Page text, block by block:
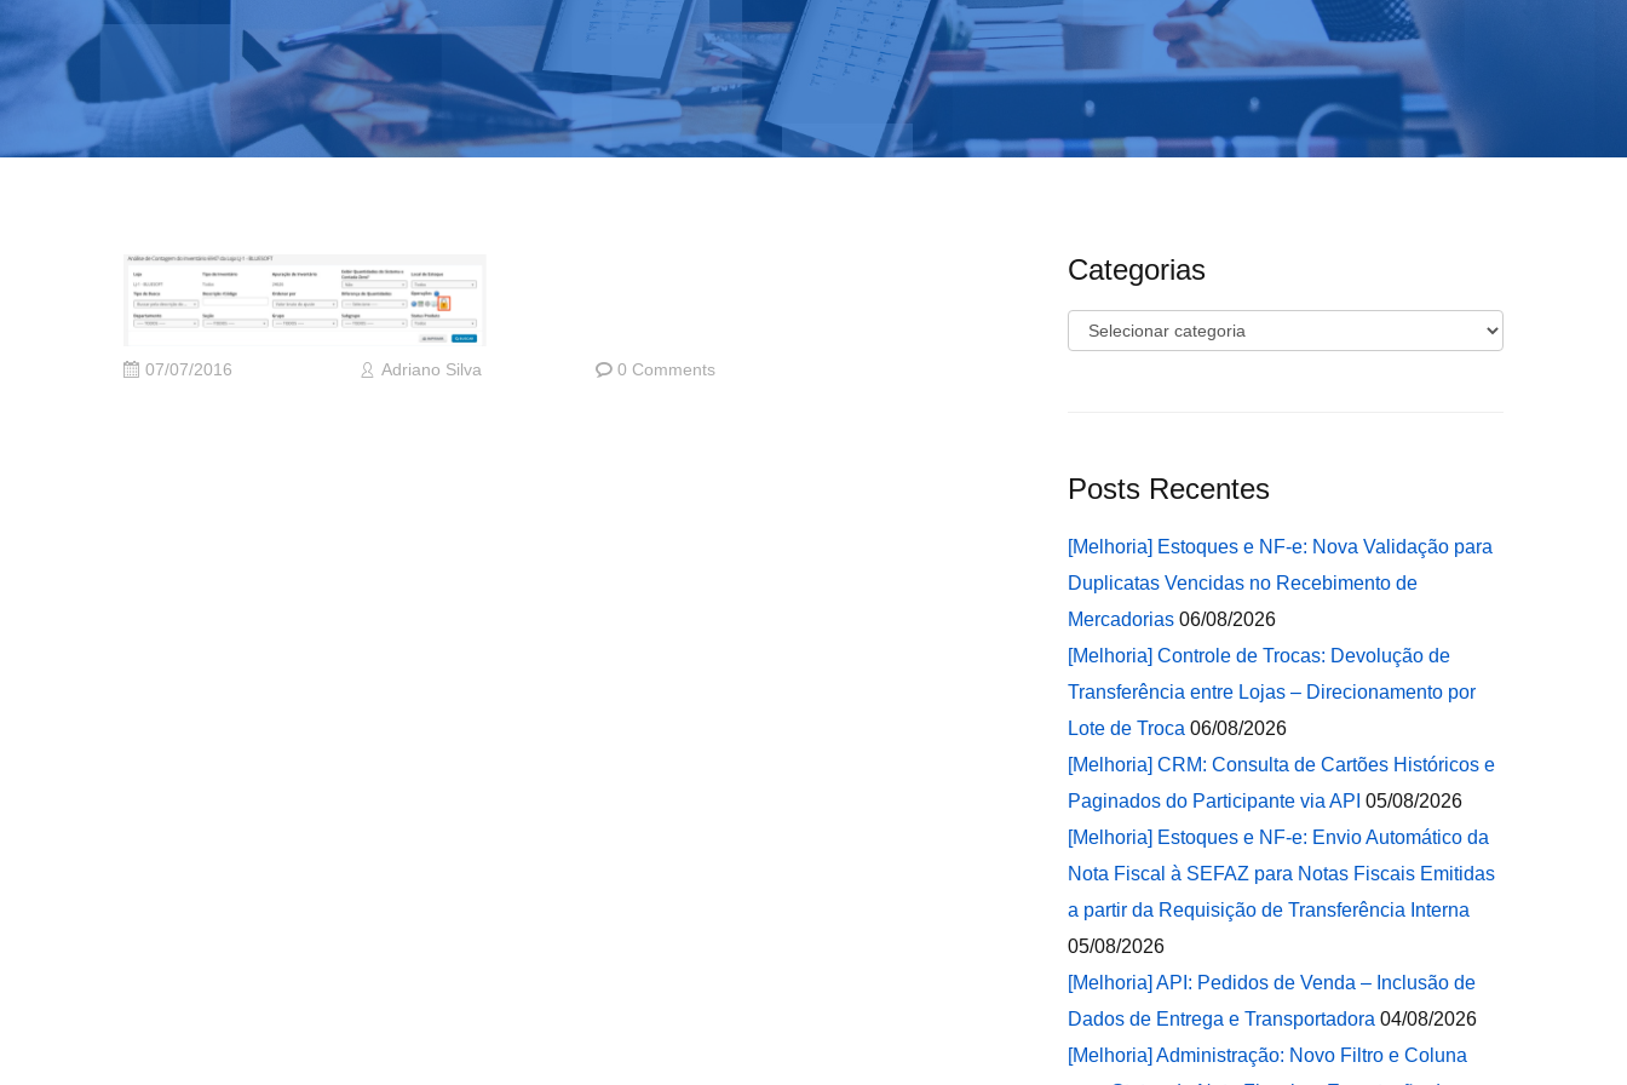
07/07/2016 Adriano Silva 0 Comments
Categorias
Categorias
Posts Recentes
[Melhoria] Estoques e NF-e: Nova Validação para
Duplicatas Vencidas no Recebimento de
Mercadorias 06/08/2026
[Melhoria] Controle de Trocas: Devolução de
Transferência entre Lojas – Direcionamento por
Lote de Troca 06/08/2026
[Melhoria] CRM: Consulta de Cartões Históricos e
Paginados do Participante via API 05/08/2026
[Melhoria] Estoques e NF-e: Envio Automático da
Nota Fiscal à SEFAZ para Notas Fiscais Emitidas
a partir da Requisição de Transferência Interna
05/08/2026
[Melhoria] API: Pedidos de Venda – Inclusão de
Dados de Entrega e Transportadora 04/08/2026
[Melhoria] Administração: Novo Filtro e Coluna